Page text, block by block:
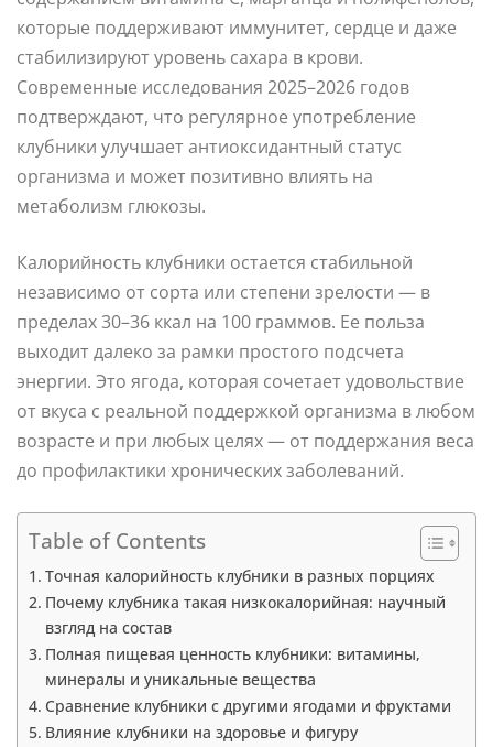
которые поддерживают иммунитет, сердце и даже
стабилизируют уровень сахара в крови.
Современные исследования 2025–2026 годов
подтверждают, что регулярное употребление
клубники улучшает антиоксидантный статус
организма и может позитивно влиять на
метаболизм глюкозы.
Калорийность клубники остается стабильной
независимо от сорта или степени зрелости — в
пределах 30–36 ккал на 100 граммов. Ее польза
выходит далеко за рамки простого подсчета
энергии. Это ягода, которая сочетает удовольствие
от вкуса с реальной поддержкой организма в любом
возрасте и при любых целях — от поддержания веса
до профилактики хронических заболеваний.
Table of Contents
Точная калорийность клубники в разных порциях
Почему клубника такая низкокалорийная: научный
взгляд на состав
Полная пищевая ценность клубники: витамины,
минералы и уникальные вещества
Сравнение клубники с другими ягодами и фруктами
Влияние клубники на здоровье и фигуру